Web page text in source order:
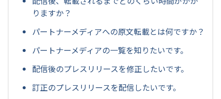
りますか？
パートナーメディアへの原文転載とは何ですか？
パートナーメディアの一覧を知りたいです。
配信後のプレスリリースを修正したいです。
訂正のプレスリリースを配信したいです。